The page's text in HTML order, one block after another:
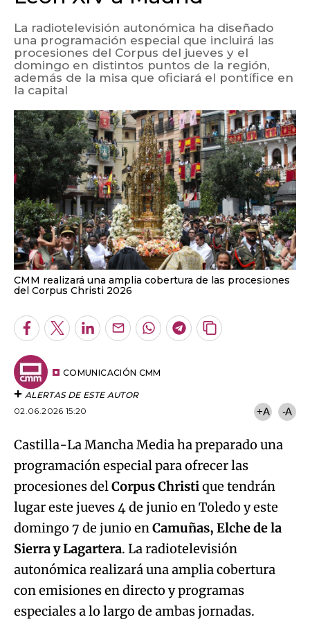
La radiotelevisión autonómica ha diseñado
una programación especial que incluirá las
procesiones del Corpus del jueves y el
domingo en distintos puntos de la región,
además de la misa que oficiará el pontífice en
la capital
CMM realizará una amplia cobertura de las procesiones
del Corpus Christi 2026
Facebook
TwitterLinkedInEnviarWhatsapp
Telegram
Copiar
COMUNICACIÓN CMM
ALERTAS DE ESTE AUTOR
02.06.2026 15:20
+A -A
Castilla-La Mancha Media ha preparado una
programación especial para ofrecer las
procesiones delCorpus Christique tendrán
lugar este jueves 4 de junio en Toledo y este
domingo 7 de junio enCamuñas, Elche de la
Sierra y Lagartera. La radiotelevisión
autonómica realizará una amplia cobertura
con emisiones en directo y programas
especiales a lo largo de ambas jornadas.